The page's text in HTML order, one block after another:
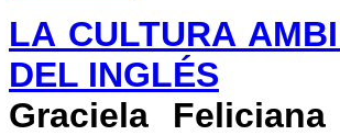
LA CULTURA
DEL INGLÉS
Graciela